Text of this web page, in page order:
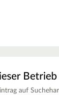
Betrieb
auf